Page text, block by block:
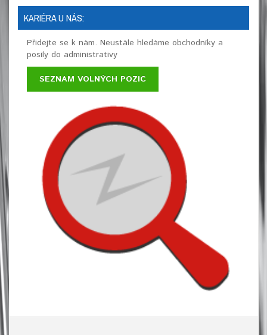
KARIÉRA U NÁS:
Přidejte se k nám. Neustále hledáme obchodníky a
posily do administrativy
SEZNAM VOLNÝCH POZIC